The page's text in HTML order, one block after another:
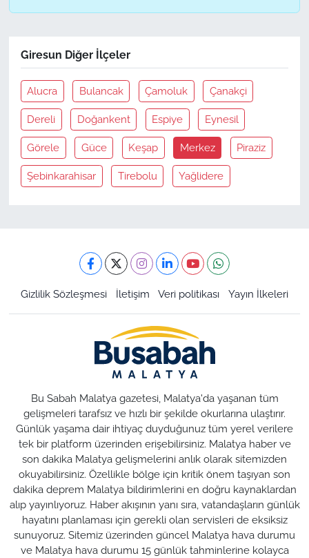
Giresun Diğer İlçeler
Alucra Bulancak Çamoluk Çanakçi
Dereli Doğankent Espiye Eynesil
Görele Güce Keşap Merkez Piraziz
Şebinkarahisar Tirebolu Yağlidere
Gizlilik Sözleşmesi İletişim Veri politikası Yayın İlkeleri
Bu Sabah Malatya gazetesi, Malatya'da yaşanan tüm
gelişmeleri tarafsız ve hızlı bir şekilde okurlarına ulaştırır.
Günlük yaşama dair ihtiyaç duyduğunuz tüm yerel verilere
tek bir platform üzerinden erişebilirsiniz. Malatya haber ve
son dakika Malatya gelişmelerini anlık olarak sitemizden
okuyabilirsiniz. Özellikle bölge için kritik önem taşıyan son
dakika deprem Malatya bildirimlerini en doğru kaynaklardan
alıp yayınlıyoruz. Haber akışının yanı sıra, vatandaşların günlük
hayatını planlaması için gerekli olan servisleri de eksiksiz
sunuyoruz. Sitemiz üzerinden güncel Malatya hava durumu
ve Malatya hava durumu 15 günlük tahminlerine kolayca